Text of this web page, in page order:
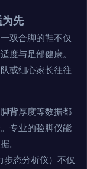
为先
双合脚的鞋不仅
度与足部健康。
或细心家长往往
背厚度等数据都
专业的验脚仪能
。
步态分析仪）不仅